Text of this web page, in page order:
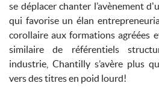
se déplacer chanter l’avènement
qui favorise un élan
corollaire aux formations agréées
similaire de référentiels
industrie, Chantilly s’avère plus
vers des titres en poid lourd!